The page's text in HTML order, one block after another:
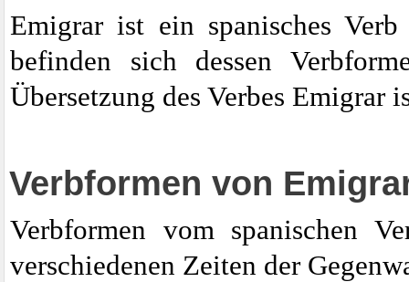
Emigrar ist ein spanisches
befinden sich dessen
Übersetzung des Verbes Emigrar
Verbformen von
Verbformen vom spanischen
verschiedenen Zeiten der